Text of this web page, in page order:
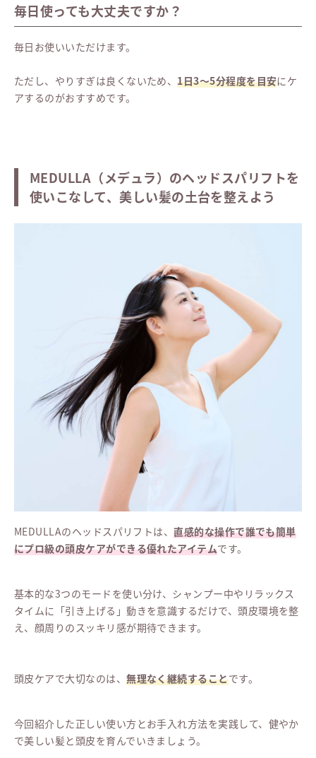
毎日使っても大丈夫ですか？
毎日お使いいただけます。
ただし、やりすぎは良くないため、1日3〜5分程度を目安にケ
アするのがおすすめです。
MEDULLA（メデュラ）のヘッドスパリフトを
使いこなして、美しい髪の土台を整えよう
MEDULLAのヘッドスパリフトは、直感的な操作で誰でも簡単
にプロ級の頭皮ケアができる優れたアイテムです。
基本的な3つのモードを使い分け、シャンプー中やリラックス
タイムに「引き上げる」動きを意識するだけで、頭皮環境を整
え、顔周りのスッキリ感が期待できます。
頭皮ケアで大切なのは、無理なく継続することです。
今回紹介した正しい使い方とお手入れ方法を実践して、健やか
で美しい髪と頭皮を育んでいきましょう。